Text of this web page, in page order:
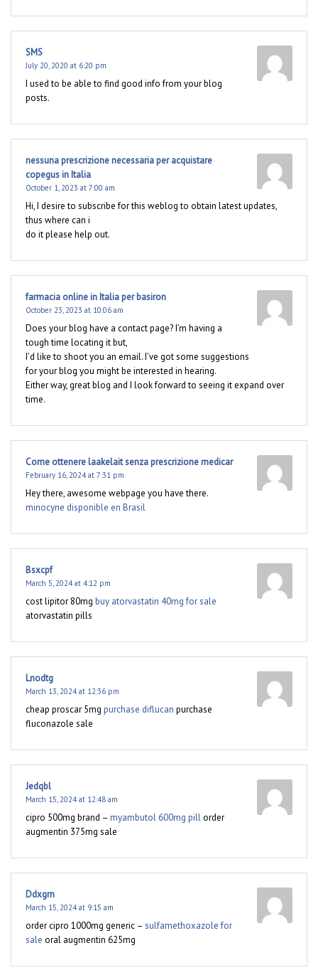
SMS
July 20, 2020 at 6:20 pm
I used to be able to find good info from your blog
posts.
nessuna prescrizione necessaria per acquistare
copegus in Italia
October 1, 2023 at 7:00 am
Hi, I desire to subscribe for this weblog to obtain latest updates,
thus where can i
do it please help out.
farmacia online in Italia per basiron
October 23, 2023 at 10:06 am
Does your blog have a contact page? I’m having a
tough time locating it but,
I’d like to shoot you an email. I’ve got some suggestions
for your blog you might be interested in hearing.
Either way, great blog and I look forward to seeing it expand over
time.
Come ottenere laakelait senza prescrizione medicar
February 16, 2024 at 7:31 pm
Hey there, awesome webpage you have there.
minocyne disponible en Brasil
Bsxcpf
March 5, 2024 at 4:12 pm
cost lipitor 80mg buy atorvastatin 40mg for sale
atorvastatin pills
Lnodtg
March 13, 2024 at 12:36 pm
cheap proscar 5mg purchase diflucan purchase
fluconazole sale
Jedqbl
March 15, 2024 at 12:48 am
cipro 500mg brand – myambutol 600mg pillorder
augmentin 375mg sale
Ddxgrn
March 15, 2024 at 9:15 am
order cipro 1000mg generic – sulfamethoxazole for
sale oral augmentin 625mg